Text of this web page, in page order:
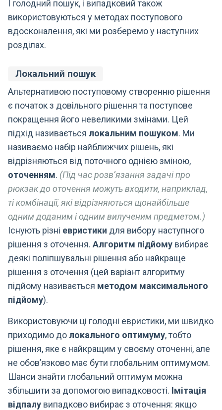
І голодний пошук, і випадковий також
використовуються у методах поступового
вдосконалення, які ми розберемо у наступних
розділах.
Локальний пошук
Альтернативою поступовому створенню рішення
є початок з довільного рішення та поступове
покращення його невеликими змінами. Цей
підхід називається локальним пошуком. Ми
називаємо набір найближчих рішень, які
відрізняються від поточного однією зміною,
оточенням. (Під час розв’язання задачі про
рюкзак до оточення можуть входити, наприклад,
ті комбінації, які відрізняються щонайбільше
одним доданим і одним вилученим предметом.)
Існують різні евристики для вибору наступного
рішення з оточення. Алгоритм підйому вибирає
деякі поліпшувальні рішення або найкраще
рішення з оточення (цей варіант алгоритму
підйому називається методом максимального
підйому).
Використовуючи ці голодні евристики, ми швидко
приходимо до локального оптимуму, тобто
рішення, яке є найкращим у своєму оточенні, але
не обов’язково має бути глобальним оптимумом.
Шанси знайти глобальний оптимум можна
збільшити за допомогою випадковості. Імітація
відпалу випадково вибирає з оточення: якщо